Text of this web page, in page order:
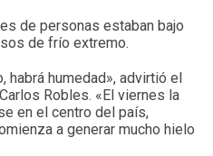
de personas estaban bajo
de frío extremo.
habrá humedad», advirtió el
Robles. «El viernes la
en el centro del país,
a generar mucho hielo